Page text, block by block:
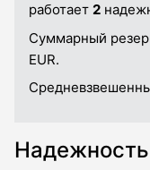
работает 2
Суммарный
EUR.